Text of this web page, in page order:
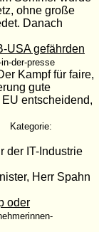
ohne große
Danach
USA gefährden
der-presse
Kampf für faire,
gute
entscheidend,
Kategorie:
der IT-Industrie
Herr Spahn
oder